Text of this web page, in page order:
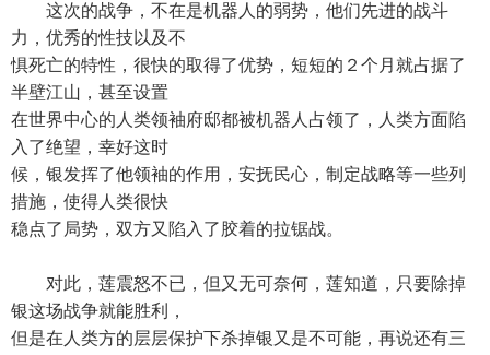
这次的战争，不在是机器人的弱势，他们先进的战斗
力，优秀的性技以及不
惧死亡的特性，很快的取得了优势，短短的２个月就占据了
半壁江山，甚至设置
在世界中心的人类领袖府邸都被机器人占领了，人类方面陷
入了绝望，幸好这时
候，银发挥了他领袖的作用，安抚民心，制定战略等一些列
措施，使得人类很快
稳点了局势，双方又陷入了胶着的拉锯战。
对此，莲震怒不已，但又无可奈何，莲知道，只要除掉
银这场战争就能胜利，
但是在人类方的层层保护下杀掉银又是不可能，再说还有三